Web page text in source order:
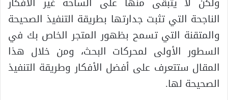
الناجحة التي تثبت جدارتها بطريقة التنفيذ الصحيحة
والمتقنة التي تسمح بظهور المتجر الخاص بك في
السطور الأولى لمحركات البحث، ومن خلال هذا
المقال ستتعرف على أفضل الأفكار وطريقة التنفيذ
الصحيحة لها.